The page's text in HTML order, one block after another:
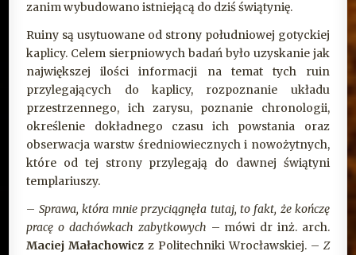
zanim wybudowano istniejącą do dziś świątynię.
Ruiny są usytuowane od strony południowej gotyckiej
kaplicy. Celem sierpniowych badań było uzyskanie jak
największej ilości informacji na temat tych ruin
przylegających do kaplicy, rozpoznanie układu
przestrzennego, ich zarysu, poznanie chronologii,
określenie dokładnego czasu ich powstania oraz
obserwacja warstw średniowiecznych i nowożytnych,
które od tej strony przylegają do dawnej świątyni
templariuszy.
– Sprawa, która mnie przyciągnęła tutaj, to fakt, że kończę
pracę o dachówkach zabytkowych – mówi dr inż. arch.
Maciej Małachowicz z Politechniki Wrocławskiej. – Z